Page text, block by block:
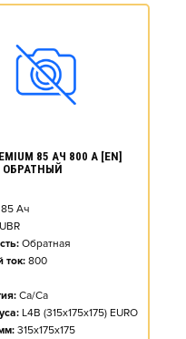
85 АЧ 800 А [EN]
85Ач
Обратная
ток: 800
Ca/Ca
L4B (315x175x175) EURO
315x175x175